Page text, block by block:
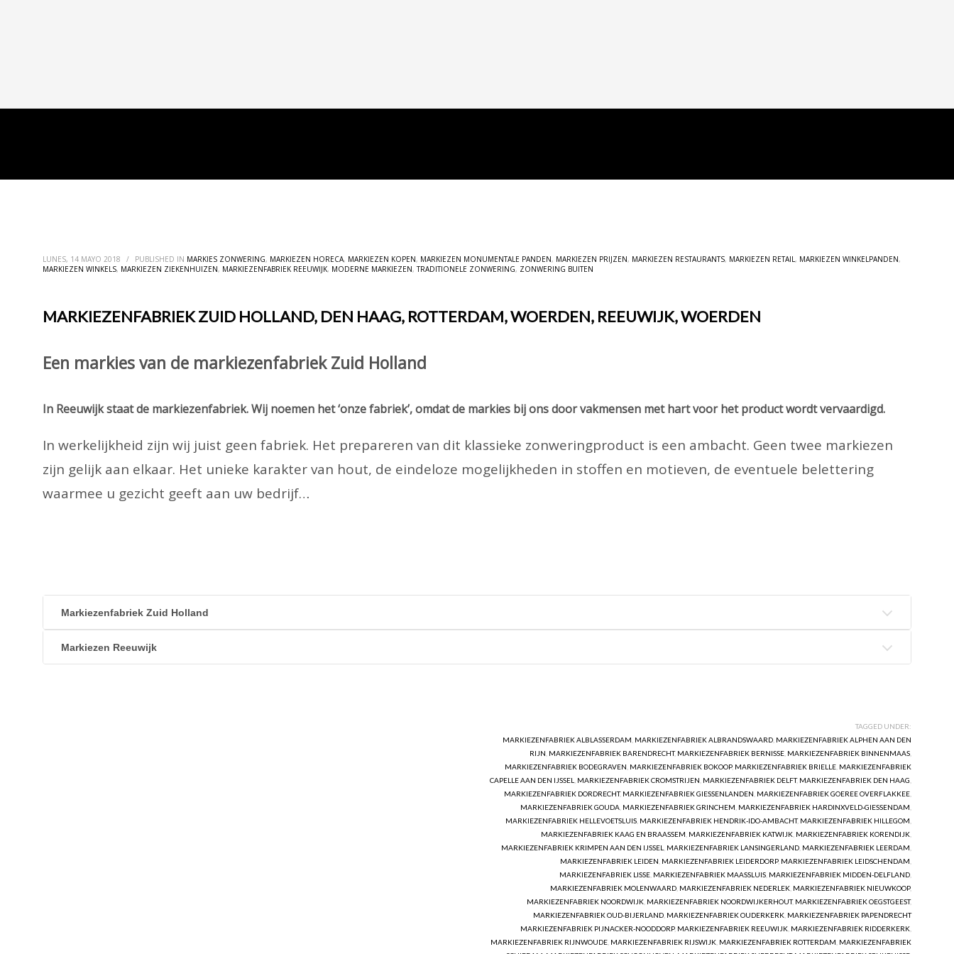
LUNES, 14 MAYO 2018 / PUBLISHED IN MARKIES ZONWERING, MARKIEZEN HORECA, MARKIEZEN KOPEN, MARKIEZEN MONUMENTALE PANDEN, MARKIEZEN PRIJZEN, MARKIEZEN RESTAURANTS, MARKIEZEN RETAIL, MARKIEZEN WINKELPANDEN,
MARKIEZEN WINKELS, MARKIEZEN ZIEKENHUIZEN, MARKIEZENFABRIEK REEUWIJK, MODERNE MARKIEZEN,TRADITIONELE ZONWERING, ZONWERING BUITEN
MARKIEZENFABRIEK ZUID HOLLAND, DEN HAAG, ROTTERDAM, WOERDEN, REEUWIJK, WOERDEN
Een markies van de markiezenfabriek Zuid Holland
In Reeuwijk staat de markiezenfabriek. Wij noemen het ‘onze fabriek’, omdat de markies bij ons door vakmensen met hart voor het product wordt vervaardigd.
In werkelijkheid zijn wij juist geen fabriek. Het prepareren van dit klassieke zonweringproduct is een ambacht. Geen twee markiezen
zijn gelijk aan elkaar. Het unieke karakter van hout, de eindeloze mogelijkheden in stoffen en motieven, de eventuele belettering
waarmee u gezicht geeft aan uw bedrijf…
Markiezenfabriek Zuid Holland
Markiezen Reeuwijk
TAGGED UNDER:
MARKIEZENFABRIEK ALBLASSERDAM MARKIEZENFABRIEK ALBRANDSWAARD MARKIEZENFABRIEK ALPHEN AAN DEN
RIJN MARKIEZENFABRIEK BARENDRECHT, MARKIEZENFABRIEK BERNISSE MARKIEZENFABRIEK BINNENMAAS
MARKIEZENFABRIEK BODEGRAVEN MARKIEZENFABRIEK BOKOOP, MARKIEZENFABRIEK BRIELLE MARKIEZENFABRIEK
CAPELLE AAN DEN IJSSEL
MARKIEZENFABRIEK CROMSTRIJEN MARKIEZENFABRIEK DELFT, MARKIEZENFABRIEK DEN HAAG
MARKIEZENFABRIEK DORDRECHT, MARKIEZENFABRIEK GIESSENLANDEN MARKIEZENFABRIEK GOEREE OVERFLAKKEE
MARKIEZENFABRIEK GOUDA MARKIEZENFABRIEK GRINCHEM MARKIEZENFABRIEK HARDINXVELD-GIESSENDAM
MARKIEZENFABRIEK HELLEVOETSLUIS MARKIEZENFABRIEK HENDRIK-IDO-AMBACHT, MARKIEZENFABRIEK HILLEGOM
MARKIEZENFABRIEK KAAG EN BRAASSEM MARKIEZENFABRIEK KATWIJK MARKIEZENFABRIEK KORENDIJK
MARKIEZENFABRIEK KRIMPEN AAN DEN IJSSEL
MARKIEZENFABRIEK LANSINGERLAND MARKIEZENFABRIEK LEERDAM
MARKIEZENFABRIEK LEIDEN MARKIEZENFABRIEK LEIDERDORP, MARKIEZENFABRIEK LEIDSCHENDAM
MARKIEZENFABRIEK LISSE MARKIEZENFABRIEK MAASSLUIS MARKIEZENFABRIEK MIDDEN-DELFLAND
MARKIEZENFABRIEK MOLENWAARD MARKIEZENFABRIEK NEDERLEK MARKIEZENFABRIEK NIEUWKOOP,
MARKIEZENFABRIEK NOORDWIJK MARKIEZENFABRIEK NOORDWIJKERHOUT, MARKIEZENFABRIEK OEGSTGEEST,
MARKIEZENFABRIEK OUD-BIJERLAND MARKIEZENFABRIEK OUDERKERK MARKIEZENFABRIEK PAPENDRECHT
MARKIEZENFABRIEK PIJNACKER-NOODDORP, MARKIEZENFABRIEK REEUWIJK MARKIEZENFABRIEK RIDDERKERK
MARKIEZENFABRIEK RIJNWOUDE MARKIEZENFABRIEK RIJSWIJK MARKIEZENFABRIEK ROTTERDAM MARKIEZENFABRIEK